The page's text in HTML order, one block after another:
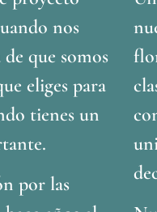
nos
que somos
eliges para
tienes un
por las